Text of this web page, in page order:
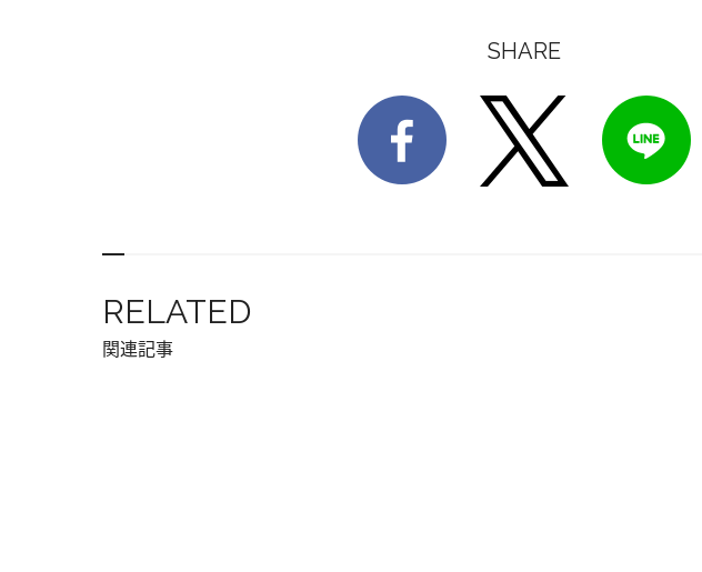
SHARE
RELATED
関連記事